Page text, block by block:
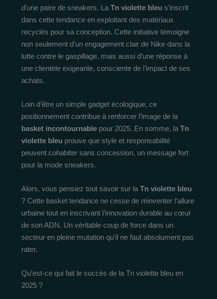
d’une paire de sneakers. La Tn violette bleu s’inscrit
dans cette tendance en exploitant des matériaux
recyclés pour sa conception. Cette initiative témoigne
non seulement d’un engagement clair de Nike dans la
lutte contre le gaspillage, mais aussi d’une réponse à
une clientèle exigeante, consciente de l’impact de ses
achats.
Loin d’être un simple gadget écologique, ce
positionnement contribue à renforcer l’image de la
basket incontournable pour 2025. En somme, la Tn
violette bleu prouve que style et responsabilité
peuvent cohabiter sans concession, un message fort
pour la mode sneakers.
Alors, vous pensiez tout savoir sur la Tn violette bleu
? Cette basket tendance ne cesse de réinventer l’allure
urbaine tout en inscrivant l’innovation durable au cœur
de son ADN. Un véritable coup de force dans un
secteur en pleine mutation qu’il ne faut absolument pas
rater.
Qu’est-ce qui fait le succès de la Tn violette bleu en
2025 ?